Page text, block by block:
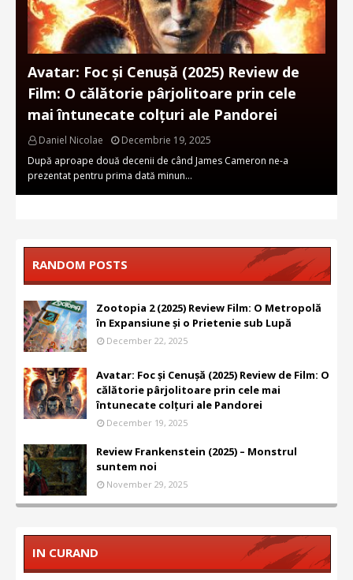
Avatar: Foc și Cenușă (2025) Review de
Film: O călătorie pârjolitoare prin cele
mai întunecate colțuri ale Pandorei
Daniel Nicolae
Decembrie 19, 2025
După aproape două decenii de când James Cameron ne-a
prezentat pentru prima dată minun…
RANDOM POSTS
Zootopia 2 (2025) Review Film: O Metropolă
în Expansiune și o Prietenie sub Lupă
December 22, 2025
Avatar: Foc și Cenușă (2025) Review de Film: O
călătorie pârjolitoare prin cele mai
întunecate colțuri ale Pandorei
December 19, 2025
Review Frankenstein (2025) – Monstrul
suntem noi
November 29, 2025
IN CURAND